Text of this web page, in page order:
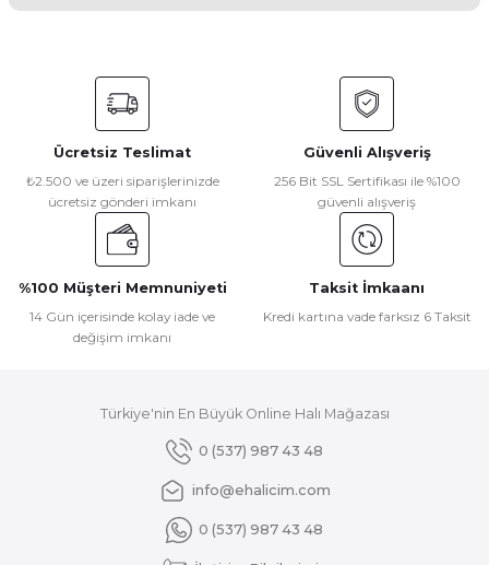
Yorum Yaz
konularda yetersiz gördüğünüz noktaları öneri formunu
kullanarak tarafımıza iletebilirsiniz.
Görüş ve önerileriniz için teşekkür ederiz.
Ürün resmi kalitesiz, bozuk veya görüntülenemiyor.
Ürün açıklamasında eksik bilgiler bulunuyor.
Ürün bilgilerinde hatalar bulunuyor.
Ürün fiyatı diğer sitelerden daha pahalı.
Gönder
Ücretsiz Teslimat
₺2.500 ve üzeri siparişlerinizde
ücretsiz gönderi imkanı
Güvenli Alışveriş
256 Bit SSL Sertifikası ile %100
güvenli alışveriş
%100 Müşteri Memnuniyeti
14 Gün içerisinde kolay iade ve
değişim imkanı
Taksit İmkaanı
Kredi kartına vade farksız 6 Taksit
Türkiye'nin En Büyük Online Halı Mağazası
0 (537) 987 43 48
info@ehalicim.com
0 (537) 987 43 48